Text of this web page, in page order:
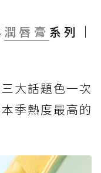
潤唇膏 系列｜
大話題色一次
季熱度最高的